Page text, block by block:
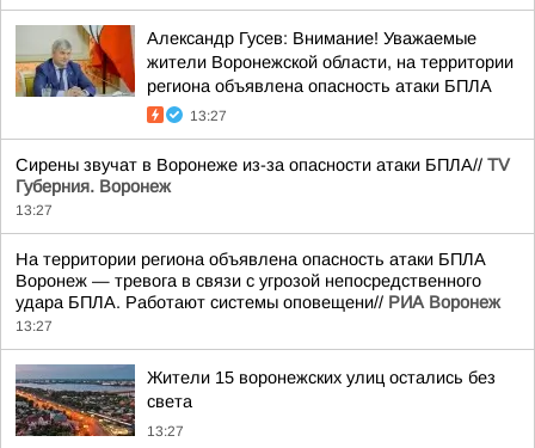
Александр Гусев: Внимание! Уважаемые
жители Воронежской области, на территории
региона объявлена опасность атаки БПЛА
13:27
Сирены звучат в Воронеже из-за опасности атаки БПЛА// TV
Губерния. Воронеж
13:27
На территории региона объявлена опасность атаки БПЛА
Воронеж — тревога в связи с угрозой непосредственного
удара БПЛА. Работают системы оповещени// РИА Воронеж
13:27
Жители 15 воронежских улиц остались без
света
13:27